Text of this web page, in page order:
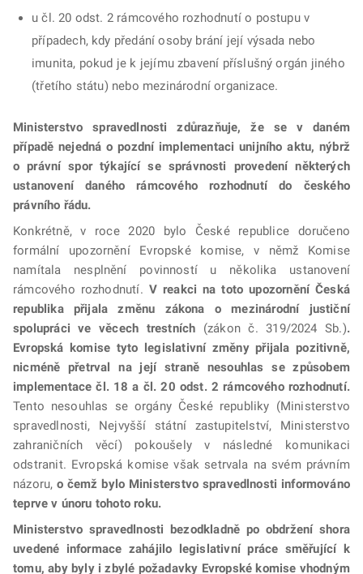
u čl. 20 odst. 2 rámcového rozhodnutí o postupu v
případech, kdy předání osoby brání její výsada nebo
imunita, pokud je k jejímu zbavení příslušný orgán jiného
(třetího státu) nebo mezinárodní organizace.
Ministerstvo spravedlnosti zdůrazňuje, že se v daném
případě nejedná o pozdní implementaci unijního aktu, nýbrž
o právní spor týkající se správnosti provedení některých
ustanovení daného rámcového rozhodnutí do českého
právního řádu.
Konkrétně, v roce 2020 bylo České republice doručeno
formální upozornění Evropské komise, v němž Komise
namítala nesplnění povinností u několika ustanovení
rámcového rozhodnutí. V reakci na toto upozornění Česká
republika přijala změnu zákona o mezinárodní justiční
spolupráci ve věcech trestních (zákon č. 319/2024 Sb.).
Evropská komise tyto legislativní změny přijala pozitivně,
nicméně přetrval na její straně nesouhlas se způsobem
implementace čl. 18 a čl. 20 odst. 2 rámcového rozhodnutí.
Tento nesouhlas se orgány České republiky (Ministerstvo
spravedlnosti, Nejvyšší státní zastupitelství, Ministerstvo
zahraničních věcí) pokoušely v následné komunikaci
odstranit. Evropská komise však setrvala na svém právním
názoru,o čemž bylo Ministerstvo spravedlnosti informováno
teprve v únoru tohoto roku.
Ministerstvo spravedlnosti bezodkladně po obdržení shora
uvedené informace zahájilo legislativní práce směřující k
tomu, aby byly i zbylé požadavky Evropské komise vhodným